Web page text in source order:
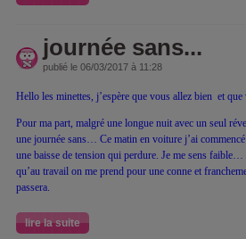
journée sans...
publié le 06/03/2017 à 11:28
Hello les minettes, j’espère que vous allez bien et
Pour ma part, malgré une longue nuit avec un seul
une journée sans… Ce matin en voiture j’ai
une baisse de tension qui perdure. Je me sens
qu’au travail on me prend pour une conne et
passera.
lire la suite